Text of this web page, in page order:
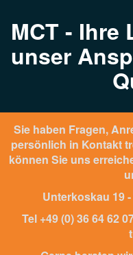
MCT -
unser
Sie haben Fragen,
persönlich in Kontakt
können Sie uns
Unterkoskau 19
Tel +49 (0) 36 64 62